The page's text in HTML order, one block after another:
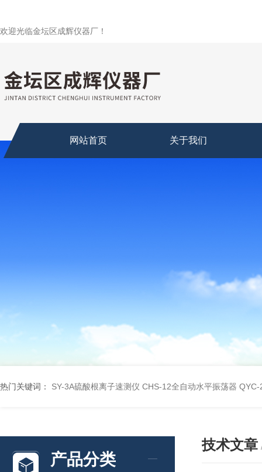
欢迎光临金坛区成辉仪器厂！
网站首页 关于我们
热门关键词： SY-3A硫酸根离子速测仪 CHS-12全自动水平振荡器 QYC-
产品分类
技术文章